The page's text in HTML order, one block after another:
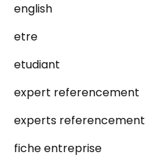
english
etre
etudiant
expert referencement
experts referencement
fiche entreprise